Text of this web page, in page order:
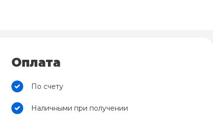
Оплата
По счету
Наличными при получении